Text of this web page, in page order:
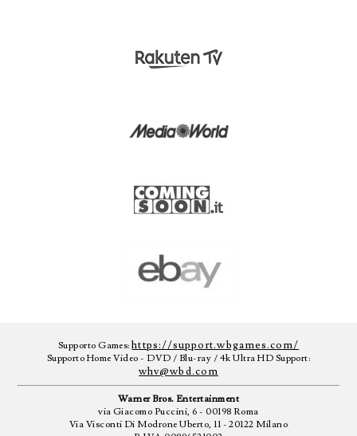
Supporto Games:https://support.wbgames.com/
Supporto Home Video - DVD / Blu-ray / 4k Ultra HD Support:
whv@wbd.com
Warner Bros. Entertainment
via Giacomo Puccini, 6 - 00198 Roma
Via Visconti Di Modrone Uberto, 11 - 20122 Milano